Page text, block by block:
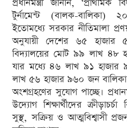
প্রধানমন্ত্রী জানান,
টুর্নামেন্ট (বালক-
ইতোমধ্যে সরকার নীতিমালা
অনুযায়ী দেশের ৬৫ হাজার
বিদ্যালয়ের মোট ৯৯ লাখ ৪৮
যার মধ্যে ৪৬ লাখ ৯১
লাখ ৫৬ হাজার ৯৬০ জন
অংশগ্রহণের সুযোগ পাচ্ছে।
উদ্যোগ শিক্ষার্থীদের
সুস্থ, সক্রিয় ও আত্মবিশ্বাসী